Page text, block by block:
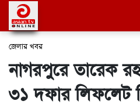
জেলার খবর
নাগরপুরে তারেক
৩১ দফার লিফলেট